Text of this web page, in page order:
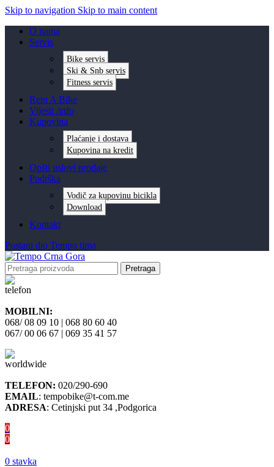
Skip to navigation Skip to main content
O nama
Servis
Bike servis
Ski & Snb servis
Fitness servis
Rent A Bike
Vijesti /info
Kupovina
Plaćanje i dostava
Kupovina na kredit
Opšti uslovi prodaje
Podrška
Vodič za kupovinu bicikla
Download
Kontakt
Postani dio Tempo tima
Pretraga
MOBILNI:
068/ 08 09 10 | 068 80 60 40
067/ 00 06 67 | 069 35 41 57
TELEFON: 020/290-690
EMAIL: tempobike@t-com.me
ADRESA: Cetinjski put 34 ,Podgorica
0
0
0 stavka